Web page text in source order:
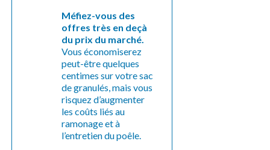
Méfiez-vous des
offres très en deçà
du prix du marché.
Vous économiserez
peut-être quelques
centimes sur votre sac
de granulés, mais vous
risquez d’augmenter
les coûts liés au
ramonage et à
l’entretien du poêle.